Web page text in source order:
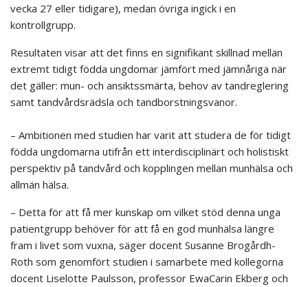
vecka 27 eller tidigare), medan övriga ingick i en
kontrollgrupp.
Resultaten visar att det finns en signifikant skillnad mellan
extremt tidigt födda ungdomar jämfört med jämnåriga när
det gäller: mun- och ansiktssmärta, behov av tandreglering
samt tandvårdsrädsla och tandborstningsvanor.
– Ambitionen med studien har varit att studera de för tidigt
födda ungdomarna utifrån ett interdisciplinärt och holistiskt
perspektiv på tandvård och kopplingen mellan munhälsa och
allmän hälsa.
– Detta för att få mer kunskap om vilket stöd denna unga
patientgrupp behöver för att få en god munhälsa längre
fram i livet som vuxna, säger docent Susanne Brogårdh-
Roth som genomfört studien i samarbete med kollegorna
docent Liselotte Paulsson, professor EwaCarin Ekberg och